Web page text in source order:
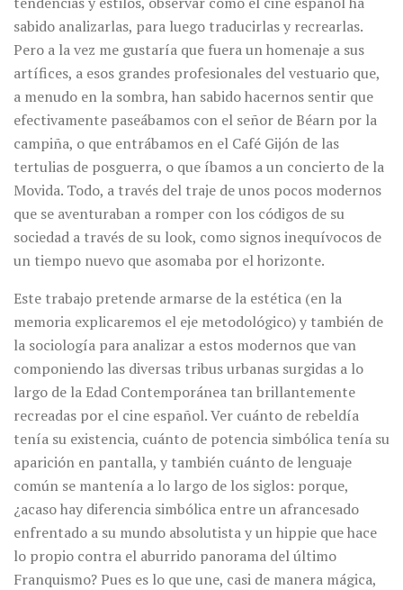
sabido analizarlas, para luego traducirlas y recrearlas.
Pero a la vez me gustaría que fuera un homenaje a sus
artífices, a esos grandes profesionales del vestuario que,
a menudo en la sombra, han sabido hacernos sentir que
efectivamente paseábamos con el señor de Béarn por la
campiña, o que entrábamos en el Café Gijón de las
tertulias de posguerra, o que íbamos a un concierto de la
Movida. Todo, a través del traje de unos pocos modernos
que se aventuraban a romper con los códigos de su
sociedad a través de su look, como signos inequívocos de
un tiempo nuevo que asomaba por el horizonte.
Este trabajo pretende armarse de la estética (en la
memoria explicaremos el eje metodológico) y también de
la sociología para analizar a estos modernos que van
componiendo las diversas tribus urbanas surgidas a lo
largo de la Edad Contemporánea tan brillantemente
recreadas por el cine español. Ver cuánto de rebeldía
tenía su existencia, cuánto de potencia simbólica tenía su
aparición en pantalla, y también cuánto de lenguaje
común se mantenía a lo largo de los siglos: porque,
¿acaso hay diferencia simbólica entre un afrancesado
enfrentado a su mundo absolutista y un hippie que hace
lo propio contra el aburrido panorama del último
Franquismo? Pues es lo que une, casi de manera mágica,